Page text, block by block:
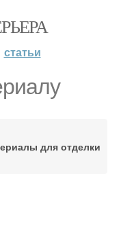
статьи
для отделки